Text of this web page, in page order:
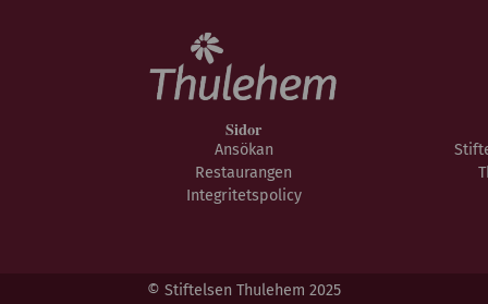
Sidor
Ansökan
Restaurangen
Integritetspolicy
© Stiftelsen Thulehem 2025